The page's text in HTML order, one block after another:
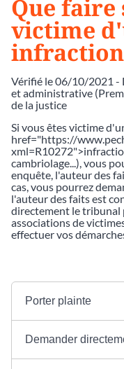
Que faire
victime
Vérifié le 06/10/2021 -
et administrative
de la justice
Si vous êtes victime
href="https://
cambriolage...), vous
enquête, l'auteur des
cas, vous pourrez
l'auteur des faits est
directement le tribunal
associations de
effectuer vos
Porter plainte
Demander